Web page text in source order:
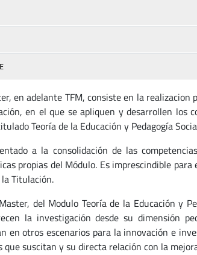
en adelante TFM, consiste en la
en el que se apliquen y desarrollen los
Teoría de la Educación y Pedagogía
a la consolidación de las
propias del Módulo. Es imprescindible
Titulación.
del Modulo Teoría de la Educación y
la investigación desde su dimensión
en otros escenarios para la innovación e
que suscitan y su directa relación con la